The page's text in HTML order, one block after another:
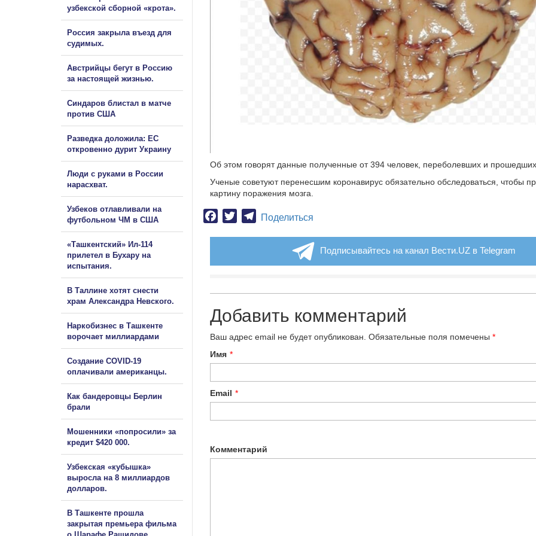
Об этом говорят данные полученные от 394 человек, переболевших и
Ученые советуют перенесшим коронавирус обязательно обследоваться, чтобы
картину поражения мозга.
Facebook
TwitterTelegram
Поделиться
Подписывайтесь на канал Вести.UZ в Telegram
Добавить комментарий
Ваш адрес email не будет опубликован. Обязательные поля помечены *
Имя *
Email *
Комментарий
узбекской сборной «крота».
Россия закрыла въезд для
судимых.
Австрийцы бегут в Россию
за настоящей жизнью.
Синдаров блистал в матче
против США
Разведка доложила: ЕС
откровенно дурит Украину
Люди с руками в России
нарасхват.
Узбеков отлавливали на
футбольном ЧМ в США
«Ташкентский» Ил-114
прилетел в Бухару на
испытания.
В Таллине хотят снести
храм Александра Невского.
Наркобизнес в Ташкенте
ворочает миллиардами
Создание COVID-19
оплачивали американцы.
Как бандеровцы Берлин
брали
Мошенники «попросили» за
кредит $420 000.
Узбекская «кубышка»
выросла на 8 миллиардов
долларов.
В Ташкенте прошла
закрытая премьера фильма